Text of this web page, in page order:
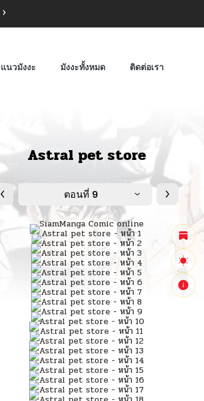
แนวมังงะ มังงะทั้งหมด ติดต่อเรา
Astral pet store
ตอนที่ 9